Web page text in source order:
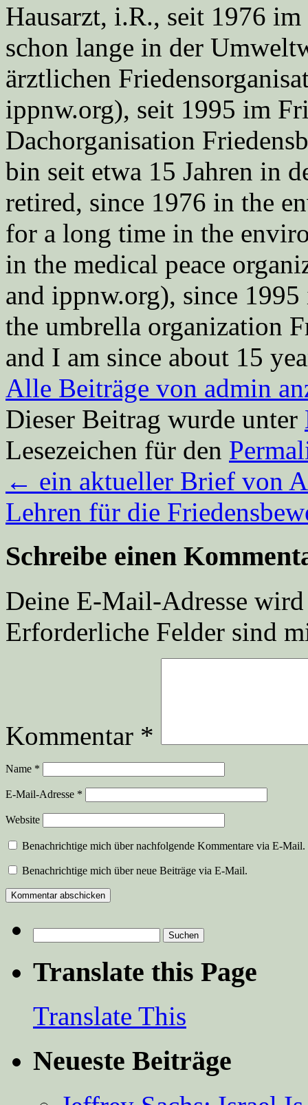
Hausarzt, i.R., seit 1976
schon lange in der
ärztlichen
ippnw.org), seit 1995 im
Dachorganisation
bin seit etwa 15 Jahren in
retired, since 1976 in the
for a long time in the
in the medical peace
and ippnw.org), since
the umbrella organization
and I am since about 15
Alle Beiträge von admin
Dieser Beitrag wurde unter
Lesezeichen für den
← ein aktueller Brief von
Lehren für die
Schreibe einen
Deine E-Mail-Adresse
Erforderliche Felder sind
Kommentar *
Name *
E-Mail-Adresse *
Website
Benachrichtige mich über nachfolgende Kommentare via E-Mail.
Benachrichtige mich über neue Beiträge via E-Mail.
nach:
Translate this Page
Translate This
Neueste Beiträge